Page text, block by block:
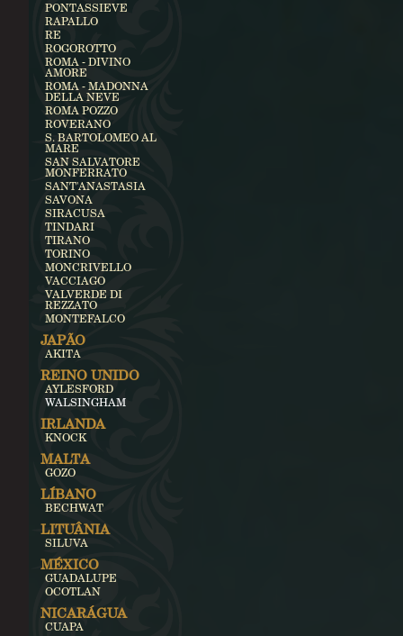
PONTASSIEVE
RAPALLO
RE
ROGOROTTO
ROMA - DIVINO
AMORE
ROMA - MADONNA
DELLA NEVE
ROMA POZZO
ROVERANO
S. BARTOLOMEO AL
MARE
SAN SALVATORE
MONFERRATO
SANT'ANASTASIA
SAVONA
SIRACUSA
TINDARI
TIRANO
TORINO
MONCRIVELLO
VACCIAGO
VALVERDE DI
REZZATO
MONTEFALCO
JAPÃO
AKITA
REINO UNIDO
AYLESFORD
WALSINGHAM
IRLANDA
KNOCK
MALTA
GOZO
LÍBANO
BECHWAT
LITUÂNIA
SILUVA
MÉXICO
GUADALUPE
OCOTLAN
NICARÁGUA
CUAPA